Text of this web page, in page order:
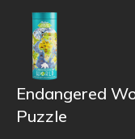
Endangered
Puzzle